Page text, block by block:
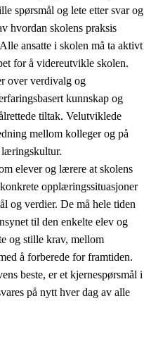
spørsmål og lete etter svar og
hvordan skolens praksis
ansatte i skolen må ta aktivt
for å videreutvikle skolen.
over verdivalg og
kunnskap og
tiltak. Velutviklede
mellom kolleger og på
læringskultur.
elever og lærere at skolens
opplæringssituasjoner
og verdier. De må hele tiden
til den enkelte elev og
og stille krav, mellom
å forberede for framtiden.
beste, er et kjernespørsmål i
på nytt hver dag av alle